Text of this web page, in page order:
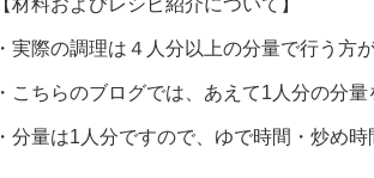
【材料およびレシピ紹介について】
・実際の調理は４人分以上の分量で行う方
・こちらのブログでは、あえて1人分の分量
・分量は1人分ですので、ゆで時間・炒め